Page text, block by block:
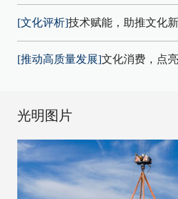
[文化评析]技术赋能，助推文化
[推动高质量发展]文化消费，点
光明图片